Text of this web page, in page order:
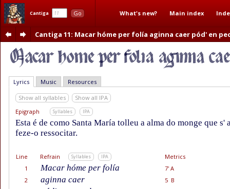
Cantiga Go What's new? Main index
Cantiga 11: Macar hóme per folía aginna caer pód' en
Lyrics Music Resources
Show all syllables
Show all IPA
Epigraph
Syllables IPA
Esta é de como Santa María tolleu a alma do monge que s'
feze-o ressocitar.
Line Refrain Syllables IPA
Metrics
1
Macar hóme per folía
7' A
2
aginna caer
5 B